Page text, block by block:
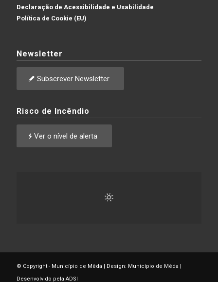
Declaração de Acessibilidade e Usabilidade
Política de Cookie (EU)
Newsletter
Subscrever Newsletter
Risco de Incêndio
Ver o nível de alerta
© Copyright - Município de Mêda | Design: Município de Mêda |
Desenvolvido pela ADSI